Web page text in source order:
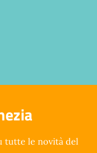
tutte le novità del